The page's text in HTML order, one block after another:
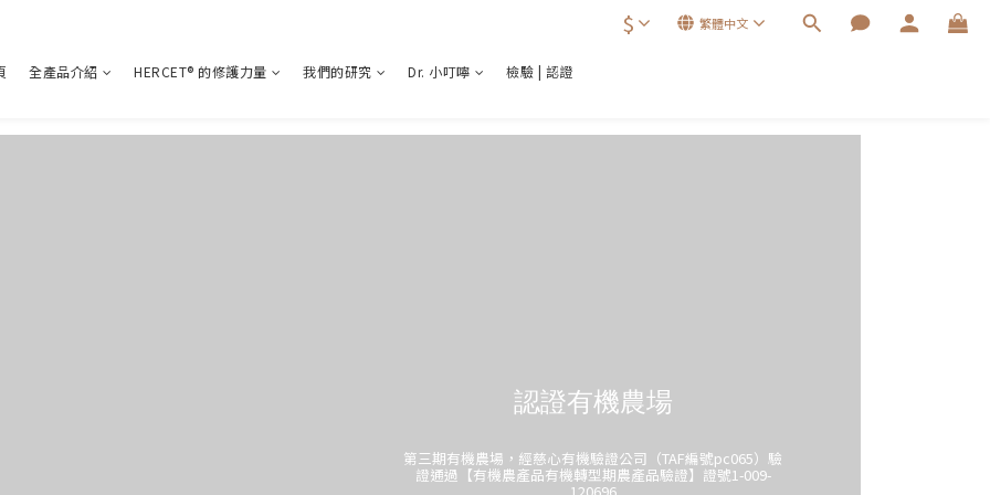
$ 繁體中文
全產品介紹 HERCET® 的修護力量 我們的研究 Dr. 小叮嚀 檢驗 | 認證
認證有機農場
第三期有機農場，經慈心有機驗證公司（TAF編號pc065）驗
證通過【有機農產品有機轉型期農產品驗證】證號1-009-
120696